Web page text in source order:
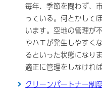
毎年、季節を問わず、
っている。何とかして
います。空地の管理が
やハエが発生しやすく
るといった状態になり
適正に管理をしなけれ
クリーンパートナー制